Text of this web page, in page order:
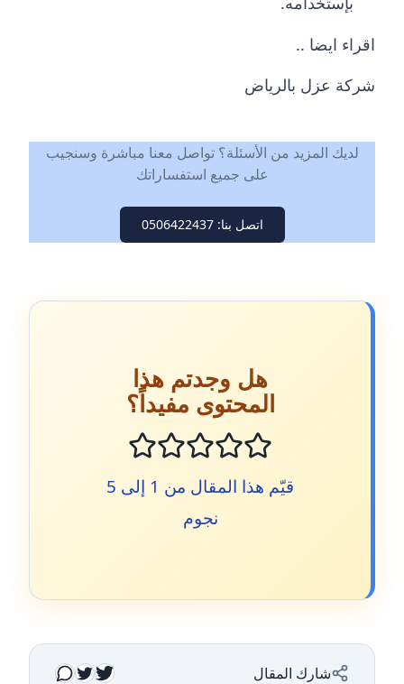
اقراء ايضا ..
شركة عزل بالرياض
لديك المزيد من الأسئلة؟ تواصل معنا مباشرة وسنجيب
على جميع استفساراتك
اتصل بنا: 0506422437
هل وجدتم هذا
المحتوى مفيداً؟
قيّم هذا المقال من 1 إلى 5
نجوم
شارك المقال